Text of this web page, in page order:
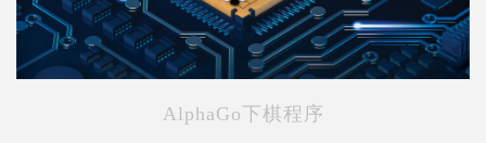
AlphaGo下棋程序